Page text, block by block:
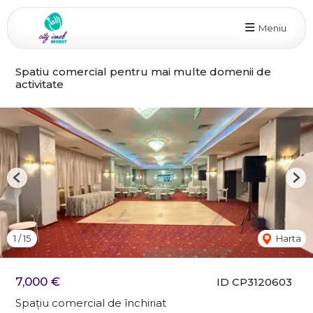
Meniu
Spatiu comercial pentru mai multe domenii de
activitate
ID CP3120603
7,000 €
Spațiu comercial de închiriat
1 /15 Harta
Previous